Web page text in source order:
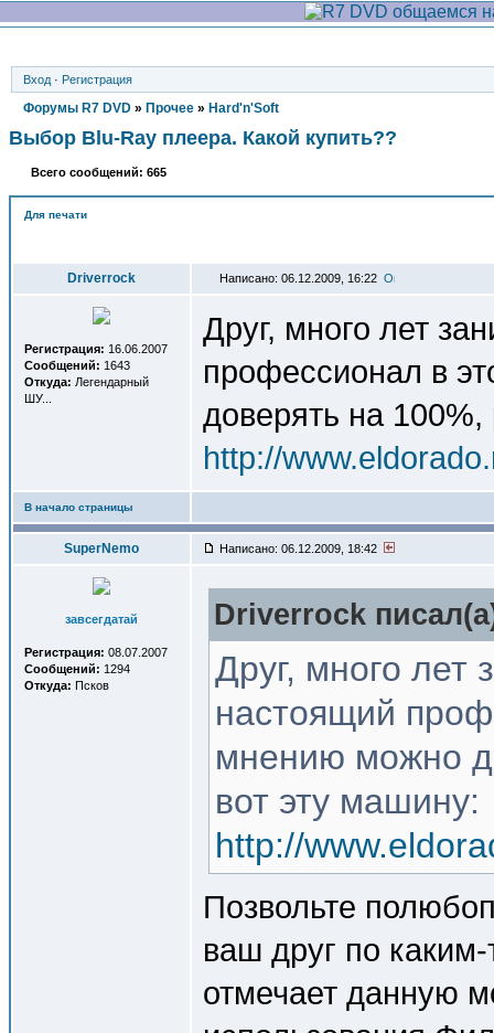
Вход · Регистрация
Форумы R7 DVD » Прочее » Hard'n'Soft
Выбор Blu-Ray плеера. Какой купить??
Всего сообщений: 665
Для печати
Driverrock Написано: 06.12.2009, 16:22
Регистрация: 16.06.2007
Сообщений: 1643
Откуда: Легендарный
ШУ...
Друг, много лет
профессионал в
доверять на
http://
В начало страницы
SuperNemo Написано: 06.12.2009, 18:42
завсегдатай
Регистрация: 08.07.2007
Сообщений: 1294
Откуда: Псков
Driverrock
Друг, много лет
настоящий
мнению можно
вот эту машину:
http://
Позвольте
ваш друг по
отмечает данную